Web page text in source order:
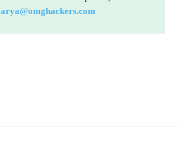
arya@omghackers.com